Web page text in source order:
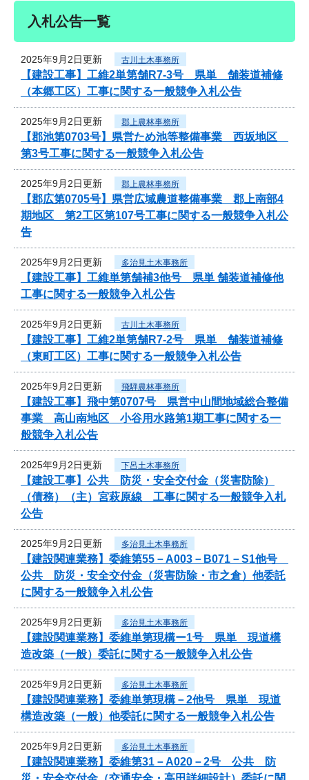
入札公告一覧
2025年9月2日更新 古川土木事務所
【建設工事】工維2単第舗R7-3号 県単 舗装道補修
（本郷工区）工事に関する一般競争入札公告
2025年9月2日更新 郡上農林事務所
【郡池第0703号】県営ため池等整備事業 西坂地区
第3号工事に関する一般競争入札公告
2025年9月2日更新 郡上農林事務所
【郡広第0705号】県営広域農道整備事業 郡上南部4
期地区 第2工区第107号工事に関する一般競争入札公
告
2025年9月2日更新 多治見土木事務所
【建設工事】工維単第舗補3他号 県単 舗装道補修他
工事に関する一般競争入札公告
2025年9月2日更新 古川土木事務所
【建設工事】工維2単第舗R7-2号 県単 舗装道補修
（東町工区）工事に関する一般競争入札公告
2025年9月2日更新 飛騨農林事務所
【建設工事】飛中第0707号 県営中山間地域総合整備
事業 高山南地区 小谷用水路第1期工事に関する一
般競争入札公告
2025年9月2日更新 下呂土木事務所
【建設工事】公共 防災・安全交付金（災害防除）
（債務）（主）宮萩原線 工事に関する一般競争入札
公告
2025年9月2日更新 多治見土木事務所
【建設関連業務】委維第55－A003－B071－S1他号
公共 防災・安全交付金（災害防除・市之倉）他委託
に関する一般競争入札公告
2025年9月2日更新 多治見土木事務所
【建設関連業務】委維単第現構ー1号 県単 現道構
造改築（一般）委託に関する一般競争入札公告
2025年9月2日更新 多治見土木事務所
【建設関連業務】委維単第現構－2他号 県単 現道
構造改築（一般）他委託に関する一般競争入札公告
2025年9月2日更新 多治見土木事務所
【建設関連業務】委維第31－A020－2号 公共 防